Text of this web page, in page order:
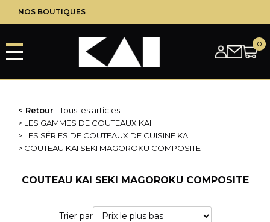
principal
NOS BOUTIQUES
Retour
Tous les articles
LES GAMMES DE COUTEAUX KAI
LES SÉRIES DE COUTEAUX DE CUISINE KAI
COUTEAU KAI SEKI MAGOROKU COMPOSITE
COUTEAU KAI SEKI MAGOROKU COMPOSITE
Trier par